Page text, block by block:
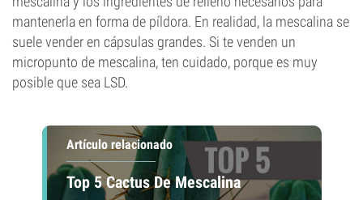
mantenerla en forma de píldora. En realidad, la mescalina se
suele vender en cápsulas grandes. Si te venden un
micropunto de mescalina, ten cuidado, porque es muy
posible que sea LSD.
Artículo relacionado
Top 5 Cactus De Mescalina